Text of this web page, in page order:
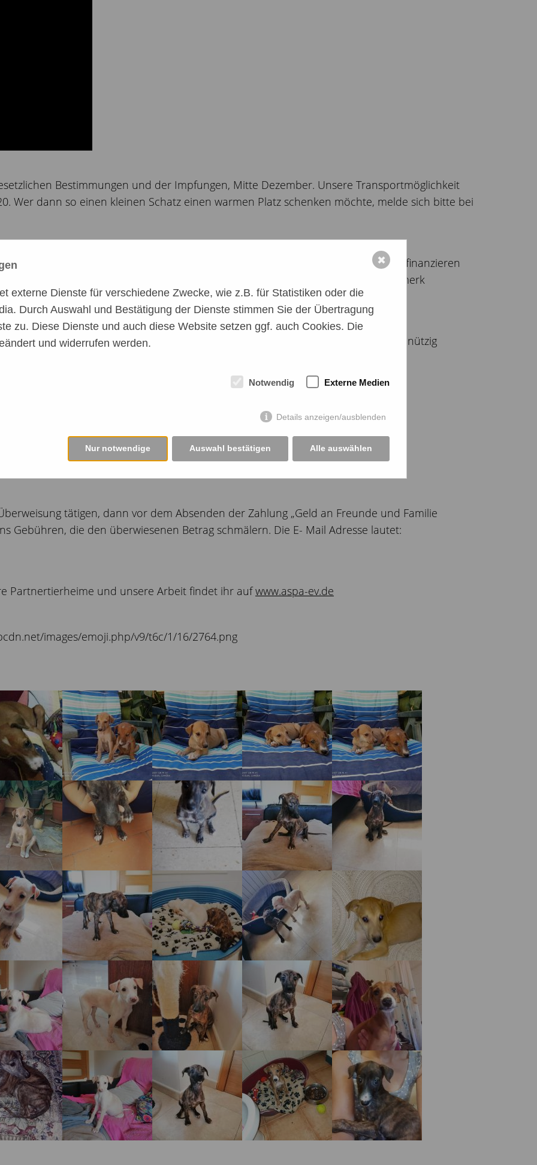
Bestimmungen und der Impfungen, Mitte Dezember. Unsere Transportmöglichkeit
Wer dann so einen kleinen Schatz einen warmen Platz schenken möchte, melde sich bitte bei
unsere Hilfe angewiesen, da die Tierschützer dort ihre Arbeit nur aus Spenden finanzieren
Staat bekommen. Daher freuen wir uns über jeden einzelnen Euro mit dem Vermerk
friends e.V. wurde durch das Finanzamt Osterholz-Scharmbeck als gemeinnützig
tätigen, dann vor dem Absenden der Zahlung „Geld an Freunde und Familie
Gebühren, die den überwiesenen Betrag schmälern. Die E- Mail Adresse lautet:
Partnertierheime und unsere Arbeit findet ihr aufwww.aspa-ev.de
externe Dienste für verschiedene Zwecke, wie z.B. für Statistiken oder die
Durch Auswahl und Bestätigung der Dienste stimmen Sie der Übertragung
zu. Diese Dienste und auch diese Website setzen ggf. auch Cookies. Die
und widerrufen werden.
Notwendig Externe Medien
Details anzeigen/ausblenden
Nur notwendige Auswahl bestätigen Alle auswählen
✖